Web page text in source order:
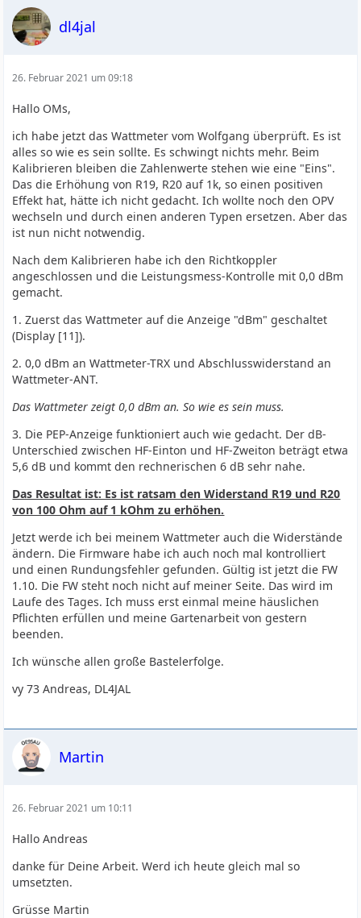
dl4jal
26. Februar 2021 um 09:18
Hallo OMs,
ich habe jetzt das Wattmeter vom Wolfgang überprüft. Es ist
alles so wie es sein sollte. Es schwingt nichts mehr. Beim
Kalibrieren bleiben die Zahlenwerte stehen wie eine "Eins".
Das die Erhöhung von R19, R20 auf 1k, so einen positiven
Effekt hat, hätte ich nicht gedacht. Ich wollte noch den OPV
wechseln und durch einen anderen Typen ersetzen. Aber das
ist nun nicht notwendig.
Nach dem Kalibrieren habe ich den Richtkoppler
angeschlossen und die Leistungsmess-Kontrolle mit 0,0 dBm
gemacht.
1. Zuerst das Wattmeter auf die Anzeige "dBm" geschaltet
(Display [11]).
2. 0,0 dBm an Wattmeter-TRX und Abschlusswiderstand an
Wattmeter-ANT.
Das Wattmeter zeigt 0,0 dBm an. So wie es sein muss.
3. Die PEP-Anzeige funktioniert auch wie gedacht. Der dB-
Unterschied zwischen HF-Einton und HF-Zweiton beträgt etwa
5,6 dB und kommt den rechnerischen 6 dB sehr nahe.
Das Resultat ist: Es ist ratsam den Widerstand R19 und R20
von 100 Ohm auf 1 kOhm zu erhöhen.
Jetzt werde ich bei meinem Wattmeter auch die Widerstände
ändern. Die Firmware habe ich auch noch mal kontrolliert
und einen Rundungsfehler gefunden. Gültig ist jetzt die FW
1.10. Die FW steht noch nicht auf meiner Seite. Das wird im
Laufe des Tages. Ich muss erst einmal meine häuslichen
Pflichten erfüllen und meine Gartenarbeit von gestern
beenden.
Ich wünsche allen große Bastelerfolge.
vy 73 Andreas, DL4JAL
Martin
26. Februar 2021 um 10:11
Hallo Andreas
danke für Deine Arbeit. Werd ich heute gleich mal so
umsetzten.
Grüsse Martin